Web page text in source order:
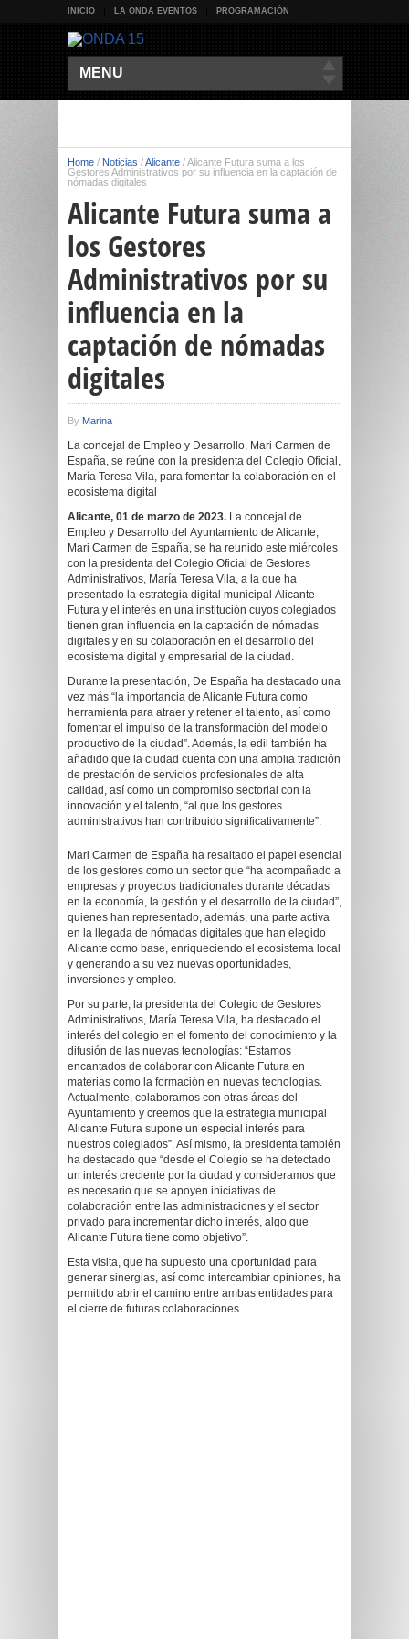
INICIO LA ONDA EVENTOS PROGRAMACIÓN
MENU
Home / Noticias /Alicante /Alicante Futura suma a los
Gestores Administrativos por su influencia en la captación de
nómadas digitales
Alicante Futura suma a
los Gestores
Administrativos por su
influencia en la
captación de nómadas
digitales
By Marina
La concejal de Empleo y Desarrollo, Mari Carmen de
España, se reúne con la presidenta del Colegio Oficial,
María Teresa Vila, para fomentar la colaboración en el
ecosistema digital
Alicante, 01 de marzo de 2023. La concejal de
Empleo y Desarrollo del Ayuntamiento de Alicante,
Mari Carmen de España, se ha reunido este miércoles
con la presidenta del Colegio Oficial de Gestores
Administrativos, María Teresa Vila, a la que ha
presentado la estrategia digital municipal Alicante
Futura y el interés en una institución cuyos colegiados
tienen gran influencia en la captación de nómadas
digitales y en su colaboración en el desarrollo del
ecosistema digital y empresarial de la ciudad.
Durante la presentación, De España ha destacado una
vez más “la importancia de Alicante Futura como
herramienta para atraer y retener el talento, así como
fomentar el impulso de la transformación del modelo
productivo de la ciudad”. Además, la edil también ha
añadido que la ciudad cuenta con una amplia tradición
de prestación de servicios profesionales de alta
calidad, así como un compromiso sectorial con la
innovación y el talento, “al que los gestores
administrativos han contribuido significativamente”.
Mari Carmen de España ha resaltado el papel esencial
de los gestores como un sector que “ha acompañado a
empresas y proyectos tradicionales durante décadas
en la economía, la gestión y el desarrollo de la ciudad”,
quienes han representado, además, una parte activa
en la llegada de nómadas digitales que han elegido
Alicante como base, enriqueciendo el ecosistema local
y generando a su vez nuevas oportunidades,
inversiones y empleo.
Por su parte, la presidenta del Colegio de Gestores
Administrativos, María Teresa Vila, ha destacado el
interés del colegio en el fomento del conocimiento y la
difusión de las nuevas tecnologías: “Estamos
encantados de colaborar con Alicante Futura en
materias como la formación en nuevas tecnologías.
Actualmente, colaboramos con otras áreas del
Ayuntamiento y creemos que la estrategia municipal
Alicante Futura supone un especial interés para
nuestros colegiados”. Así mismo, la presidenta también
ha destacado que “desde el Colegio se ha detectado
un interés creciente por la ciudad y consideramos que
es necesario que se apoyen iniciativas de
colaboración entre las administraciones y el sector
privado para incrementar dicho interés, algo que
Alicante Futura tiene como objetivo”.
Esta visita, que ha supuesto una oportunidad para
generar sinergias, así como intercambiar opiniones, ha
permitido abrir el camino entre ambas entidades para
el cierre de futuras colaboraciones.